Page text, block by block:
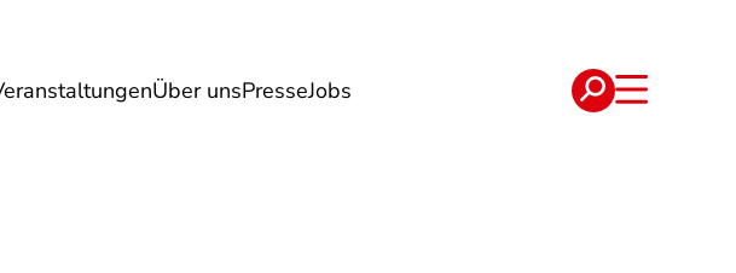
Über unsPresseJobs
Energie Reise Verträge